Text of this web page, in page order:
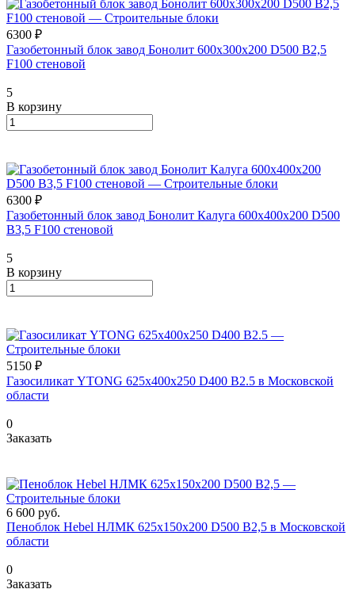
6300 ₽
Газобетонный блок завод Бонолит 600х300х200 D500 B2,5
F100 стеновой
5
В корзину
6300 ₽
Газобетонный блок завод Бонолит Калуга 600х400х200 D500
B3,5 F100 стеновой
5
В корзину
5150 ₽
Газосиликат YTONG 625х400х250 D400 В2.5 в Московской
области
0
Заказать
6 600 руб.
Пеноблок Hebel НЛМК 625x150x200 D500 В2,5 в Московской
области
0
Заказать